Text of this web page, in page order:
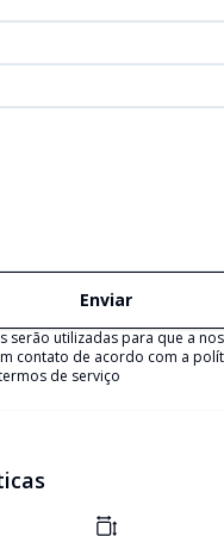
Enviar
serão utilizadas para que a
contato de acordo com a
de serviço